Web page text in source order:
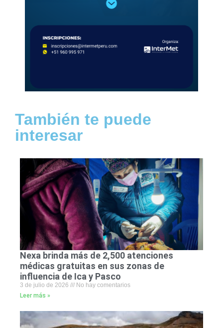
También te puede
interesar
Nexa brinda más de 2,500 atenciones
médicas gratuitas en sus zonas de
influencia de Ica y Pasco
3 de julio de 2026
No hay comentarios
Leer más »